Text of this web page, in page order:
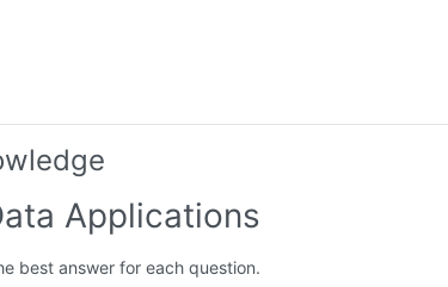
Applications
best answer for each question.